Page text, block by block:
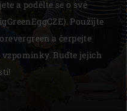
a podělte se o své
Použijte
a čerpejte
Buďte jejich